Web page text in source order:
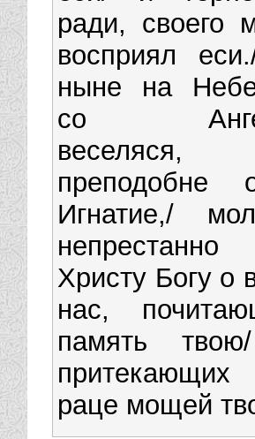
ради, своего
восприял
ныне на
со
веселяся,
преподобне
Игнатие,/
непрестанно
Христу Богу о
нас,
память
раце мощей